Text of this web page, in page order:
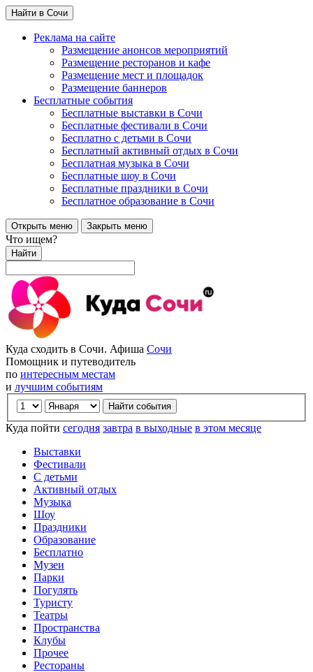
Найти в Сочи
Реклама на сайте
Размещение анонсов мероприятий
Размещение ресторанов и кафе
Размещение мест и площадок
Размещение баннеров
Бесплатные события
Бесплатные выставки в Сочи
Бесплатные фестивали в Сочи
Бесплатно с детьми в Сочи
Бесплатный активный отдых в Сочи
Бесплатная музыка в Сочи
Бесплатные шоу в Сочи
Бесплатные праздники в Сочи
Бесплатное образование в Сочи
Открыть меню Закрыть меню
Что ищем?
Найти
Куда сходить в Сочи. Афиша Сочи
Помощник и путеводитель
по интересным местам
и лучшим событиям
Куда пойти сегодня завтра в выходные в этом месяце
Выставки
Фестивали
С детьми
Активный отдых
Музыка
Шоу
Праздники
Образование
Бесплатно
Музеи
Парки
Погулять
Туристу
Театры
Пространства
Клубы
Прочее
Рестораны